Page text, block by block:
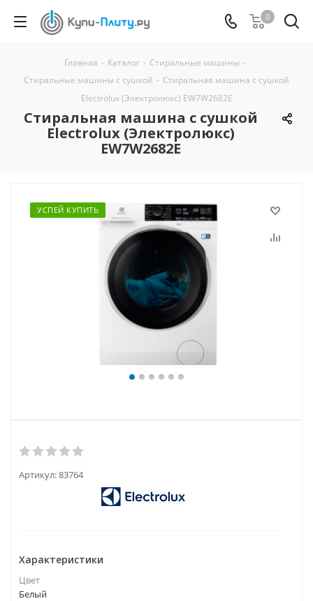
0
Главная - Каталог - Стиральные машины -
Стиральные машины с сушкой - Стиральная машина с сушкой
Electrolux (Электролюкс) EW7W2682E
Стиральная машина с сушкой
Electrolux (Электролюкс)
EW7W2682E
УСПЕЙ КУПИТЬ
Артикул:83764
Характеристики
Цвет
Белый